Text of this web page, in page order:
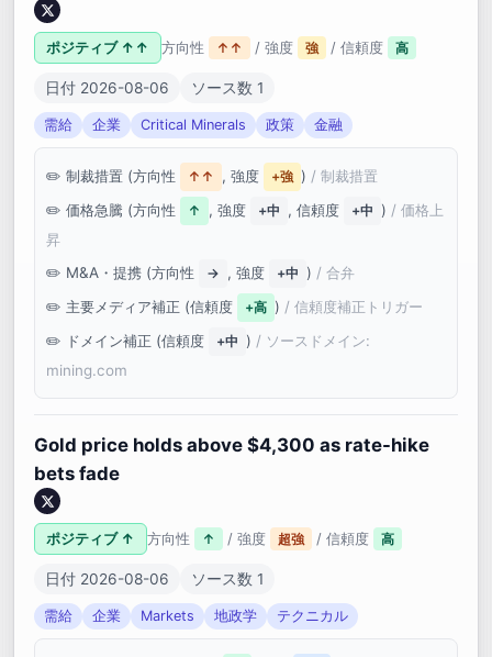
ポジティブ ↑↑ 方向性 ↑↑ / 強度 強 / 信頼度 高
日付 2026-08-06 ソース数 1
需給 企業 Critical Minerals 政策 金融
制裁措置 (方向性 ↑↑ , 強度 +強 ) / 制裁措置
価格急騰 (方向性
↑ , 強度 +中 , 信頼度 +中 ) / 価格上
昇
M&A・提携 (方向性
→ , 強度 +中 ) / 合弁
主要メディア補正 (信頼度
+高 ) / 信頼度補正トリガー
ドメイン補正 (信頼度
+中 ) / ソースドメイン:
mining.com
Gold price holds above $4,300 as rate-hike
bets fade
ポジティブ ↑ 方向性 ↑ / 強度 超強 / 信頼度 高
日付 2026-08-06 ソース数 1
需給 企業 Markets 地政学 テクニカル